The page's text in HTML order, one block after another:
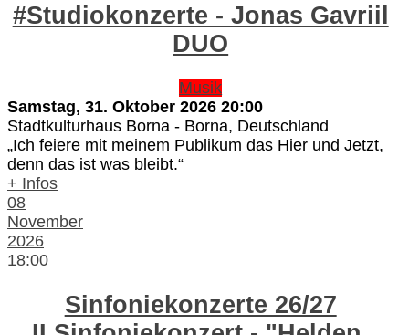
#Studiokonzerte - Jonas Gavriil
DUO
Musik
Samstag, 31. Oktober 2026 20:00
Stadtkulturhaus Borna - Borna, Deutschland
„Ich feiere mit meinem Publikum das Hier und Jetzt,
denn das ist was bleibt.“
+ Infos
08
November
2026
18:00
Sinfoniekonzerte 26/27